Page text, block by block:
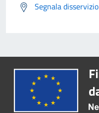
Segnala disservizio